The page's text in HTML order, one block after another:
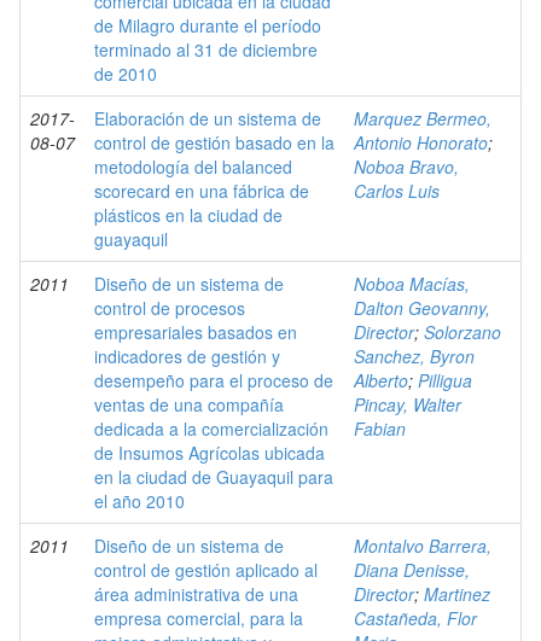
de Milagro durante el período
terminado al 31 de diciembre
de 2010
2017-
08-07
Elaboración de un sistema de
control de gestión basado en la
metodología del balanced
scorecard en una fábrica de
plásticos en la ciudad de
guayaquil
Marquez Bermeo,
Antonio Honorato;
Noboa Bravo,
Carlos Luis
2011
Diseño de un sistema de
control de procesos
empresariales basados en
indicadores de gestión y
desempeño para el proceso de
ventas de una compañía
dedicada a la comercialización
de Insumos Agrícolas ubicada
en la ciudad de Guayaquil para
el año 2010
Noboa Macías,
Dalton Geovanny,
Director; Solorzano
Sanchez, Byron
Alberto; Pilligua
Pincay, Walter
Fabian
2011
Diseño de un sistema de
control de gestión aplicado al
área administrativa de una
empresa comercial, para la
Montalvo Barrera,
Diana Denisse,
Director; Martinez
Castañeda, Flor